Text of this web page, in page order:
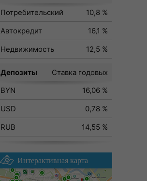
Потребительский
10,8 %
Автокредит
16,1 %
Недвижимость
12,5 %
Депозиты
Ставка годовых
BYN
16,06 %
USD
0,78 %
RUB
14,55 %
Интерактивная карта